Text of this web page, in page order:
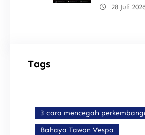
28 Juli
Tags
3 cara mencegah
Bahaya Tawon Vespa